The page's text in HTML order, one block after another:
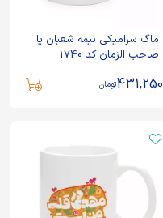
ماگ سرامیکی نیمه شعبان یا
صاحب الزمان کد 1740
431,250تومان